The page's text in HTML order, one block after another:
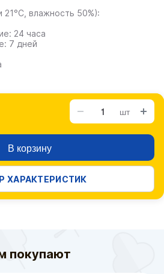
влажность 50%):
24 часа
7 дней
шт
В корзину
ХАРАКТЕРИСТИК
покупают